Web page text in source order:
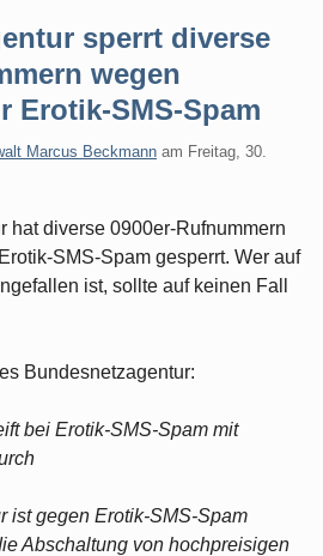
sperrt diverse
wegen
Erotik-SMS-Spam
Marcus Beckmann am Freitag, 30.
hat diverse 0900er-Rufnummern
SMS-Spam gesperrt. Wer auf
ist, sollte auf keinen Fall
Bundesnetzagentur:
bei Erotik-SMS-Spam mit
ist gegen Erotik-SMS-Spam
Abschaltung von hochpreisigen